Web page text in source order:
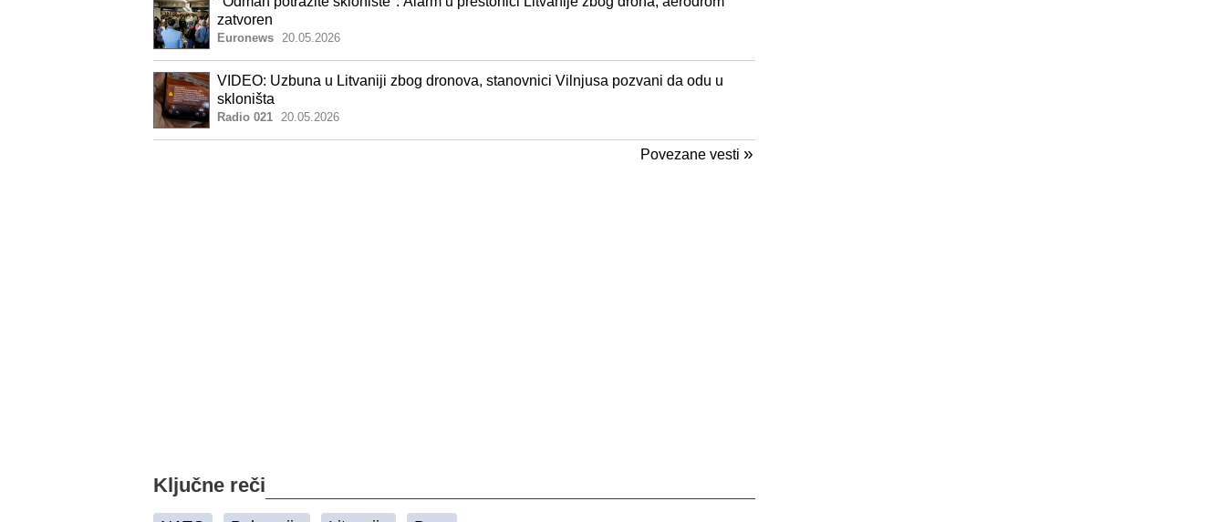
zatvoren
Euronews 20.05.2026
VIDEO: Uzbuna u Litvaniji zbog dronova, stanovnici Vilnjusa pozvani da odu u
skloništa
Radio 021 20.05.2026
Povezane vesti »
Ključne reči